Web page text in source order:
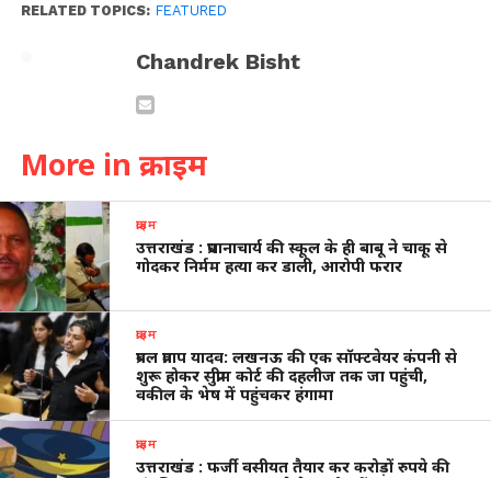
RELATED TOPICS: FEATURED
Chandrek Bisht
More in क्राइम
क्राइम
उत्तराखंड : प्रधानाचार्य की स्कूल के ही बाबू ने चाकू से
गोदकर निर्मम हत्या कर डाली, आरोपी फरार
क्राइम
प्रबल प्रताप यादव: लखनऊ की एक सॉफ्टवेयर कंपनी से
शुरू होकर सुप्रीम कोर्ट की दहलीज तक जा पहुंची,
वकील के भेष में पहुंचकर हंगामा
क्राइम
उत्तराखंड : फर्जी वसीयत तैयार कर करोड़ों रुपये की